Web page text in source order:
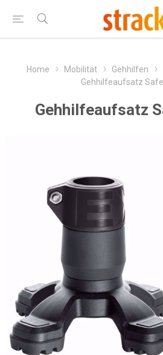
Home Mobilität Gehhilfen
Gehhilfeaufsatz
Gehhilfeaufsatz